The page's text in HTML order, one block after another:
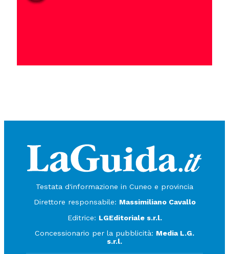
Testata d'informazione in Cuneo e provincia
Direttore responsabile: Massimiliano Cavallo
Editrice: LGEditoriale s.r.l.
Concessionario per la pubblicità: Media L.G.
s.r.l.